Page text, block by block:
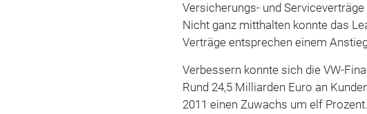
Versicherungs- und
Nicht ganz mitthalten konnte das
Verträge entsprechen einem
Verbessern konnte sich die VW-
Rund 24,5 Milliarden Euro an
2011 einen Zuwachs um elf